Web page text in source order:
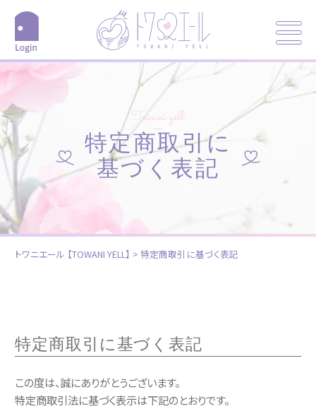
Towani yell
特定商取引に
基づく表記
トワニエール 【TOWANI YELL】 > 特定商取引に基づく表記
特定商取引に基づく表記
この度は、誠にありがとうございます。
特定商取引法に基づく表示は下記のとおりです。